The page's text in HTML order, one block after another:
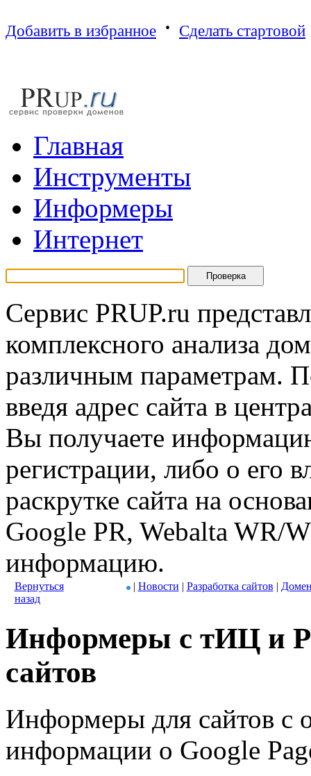
Добавить в избранное · Сделать стартовой
Главная
Инструменты
Информеры
Интернет
Сервис PRUP.ru
комплексного анализа
различным параметрам.
введя адрес сайта в
Вы получаете
регистрации, либо о его
раскрутке сайта на
Google PR, Webalta WR/
информацию.
Вернуться
назад
| Новости | Разработка сайтов |
Информеры с тИЦ и
сайтов
Информеры для сайтов с
информации о Google